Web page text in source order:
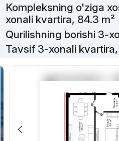
Kompleksning o'ziga
xonali kvartira, 84.3 m²
Qurilishning borishi 3-
Tavsif 3-xonali